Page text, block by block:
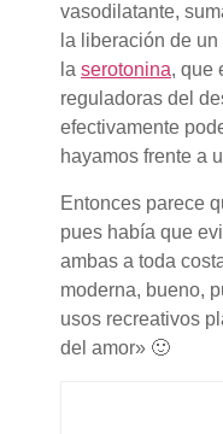
vasodilatante,
la liberación de
la serotonina, que
reguladoras del
efectivamente
hayamos frente a
Entonces parece
pues había que
ambas a toda
moderna, bueno,
usos recreativos
del amor» 🙂